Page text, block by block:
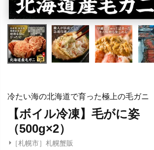
冷たい海の北海道で育った極上の毛ガニ
【ボイル冷凍】毛がに姿
（500g×2）
［札幌市］札幌蟹販